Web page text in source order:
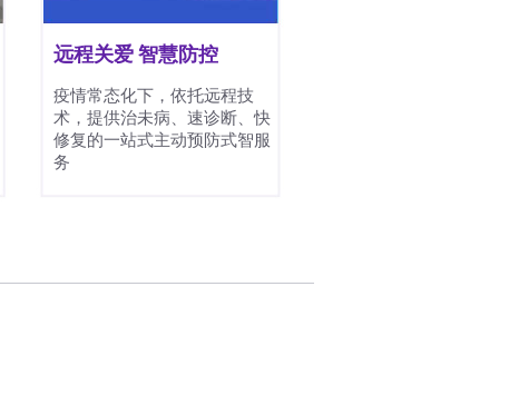
远程关爱 智慧防控
疫情常态化下，依托远程技
术，提供治未病、速诊断、快
修复的一站式主动预防式智服
务